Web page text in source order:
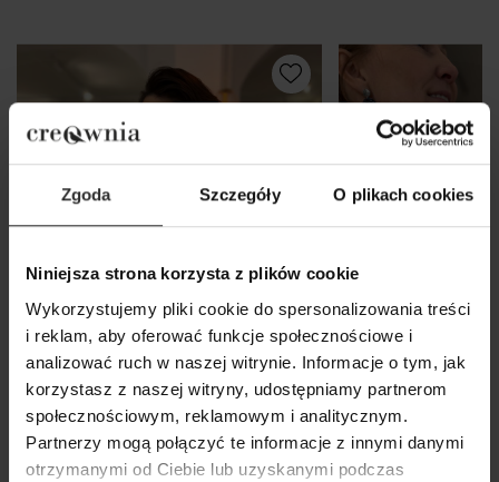
Zgoda Szczegóły O plikach cookies
Niniejsza strona korzysta z plików cookie
Wykorzystujemy pliki cookie do spersonalizowania treści
i reklam, aby oferować funkcje społecznościowe i
analizować ruch w naszej witrynie. Informacje o tym, jak
korzystasz z naszej witryny, udostępniamy partnerom
społecznościowym, reklamowym i analitycznym.
Partnerzy mogą połączyć te informacje z innymi danymi
otrzymanymi od Ciebie lub uzyskanymi podczas
Wiskozowa Bluzka na długi Bluzka Merlin